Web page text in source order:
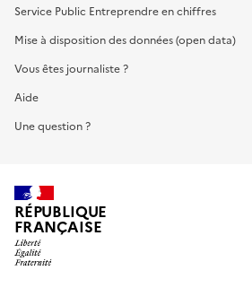
Service Public Entreprendre en chiffres
Mise à disposition des données (open data)
Vous êtes journaliste ?
Aide
Une question ?
RÉPUBLIQUE
FRANÇAISE